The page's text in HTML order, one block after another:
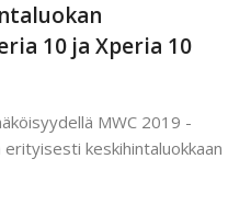
10 ja Xperia 10
MWC 2019 -
keskihintaluokkaan